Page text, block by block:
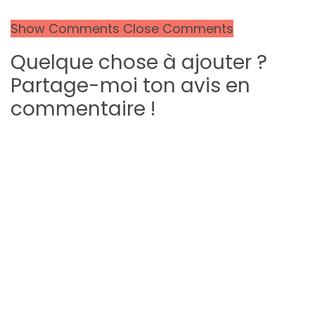
Show Comments Close Comments
Quelque chose à ajouter ?
Partage-moi ton avis en
commentaire !